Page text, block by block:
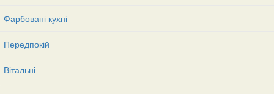
Фарбовані кухні
Передпокій
Вітальні